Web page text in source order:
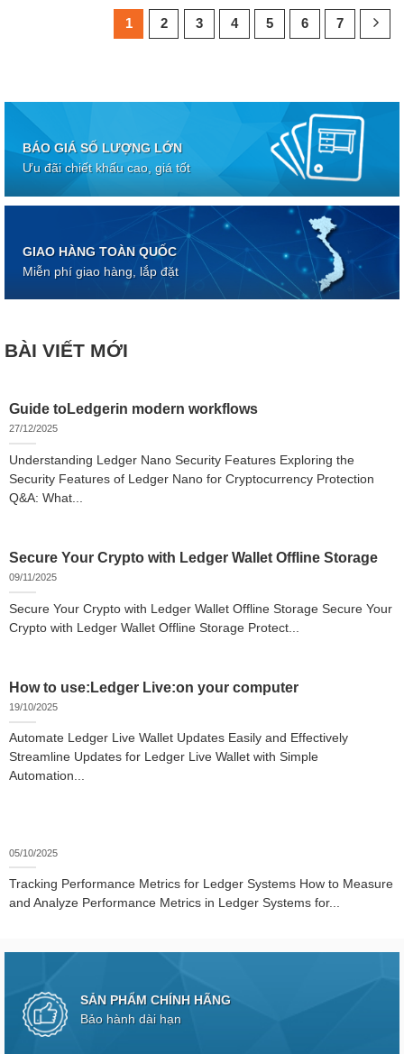
1 2 3 4 5 6 7
BÁO GIÁ SỐ LƯỢNG LỚN
Ưu đãi chiết khấu cao, giá tốt
GIAO HÀNG TOÀN QUỐC
Miễn phí giao hàng, lắp đặt
BÀI VIẾT MỚI
Guide toLedgerin modern workflows
27/12/2025
Understanding Ledger Nano Security Features Exploring the
Security Features of Ledger Nano for Cryptocurrency Protection
Q&A: What...
Secure Your Crypto with Ledger Wallet Offline Storage
09/11/2025
Secure Your Crypto with Ledger Wallet Offline Storage Secure Your
Crypto with Ledger Wallet Offline Storage Protect...
How to use:Ledger Live:on your computer
19/10/2025
Automate Ledger Live Wallet Updates Easily and Effectively
Streamline Updates for Ledger Live Wallet with Simple
Automation...
05/10/2025
Tracking Performance Metrics for Ledger Systems How to Measure
and Analyze Performance Metrics in Ledger Systems for...
SẢN PHẨM CHÍNH HÃNG
Bảo hành dài hạn